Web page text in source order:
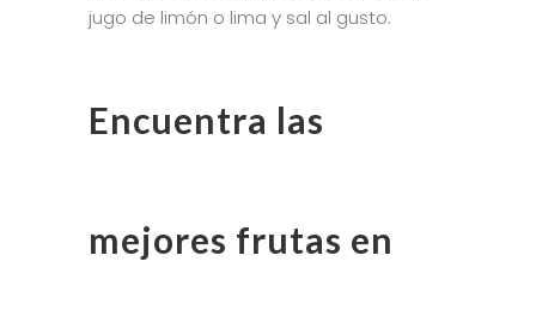
jugo de limón o lima y sal al gusto.
Encuentra las
mejores frutas en